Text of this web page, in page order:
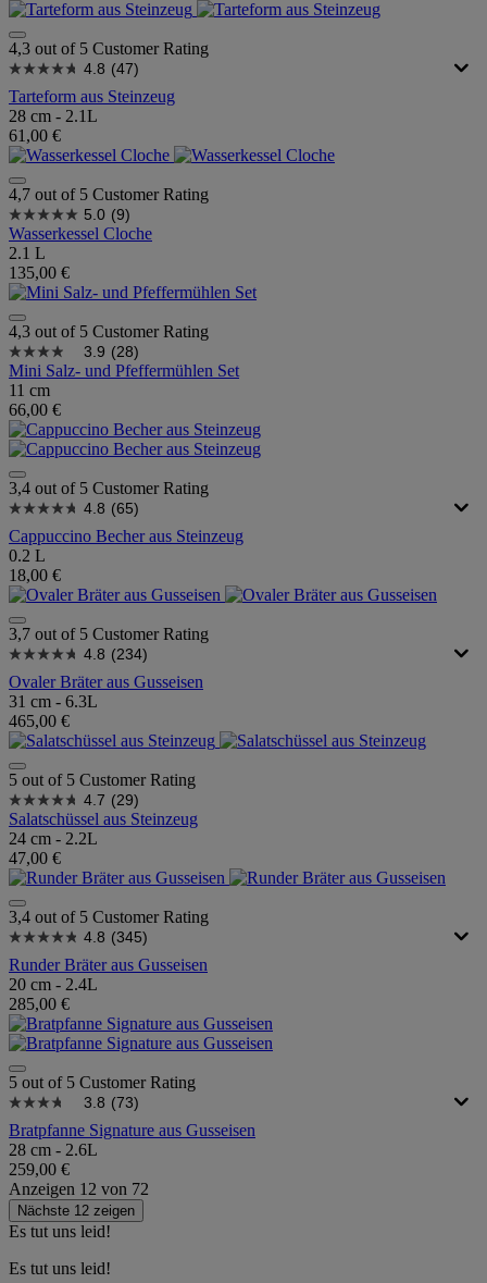
4,3 out of 5 Customer Rating
4.8 (47)
Tarteform aus Steinzeug
28 cm - 2.1L
61,00 €
4,7 out of 5 Customer Rating
5.0 (9)
Wasserkessel Cloche
2.1 L
135,00 €
4,3 out of 5 Customer Rating
3.9 (28)
Mini Salz- und Pfeffermühlen Set
11 cm
66,00 €
3,4 out of 5 Customer Rating
4.8 (65)
Cappuccino Becher aus Steinzeug
0.2 L
18,00 €
3,7 out of 5 Customer Rating
4.8 (234)
Ovaler Bräter aus Gusseisen
31 cm - 6.3L
465,00 €
5 out of 5 Customer Rating
4.7 (29)
Salatschüssel aus Steinzeug
24 cm - 2.2L
47,00 €
3,4 out of 5 Customer Rating
4.8 (345)
Runder Bräter aus Gusseisen
20 cm - 2.4L
285,00 €
5 out of 5 Customer Rating
3.8 (73)
Bratpfanne Signature aus Gusseisen
28 cm - 2.6L
259,00 €
Anzeigen 12 von 72
Nächste 12 zeigen
Es tut uns leid!
Es tut uns leid!